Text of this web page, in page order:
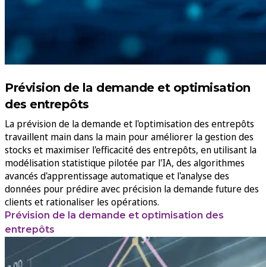
Prévision de la demande et optimisation
des entrepôts
La prévision de la demande et l'optimisation des entrepôts
travaillent main dans la main pour améliorer la gestion des
stocks et maximiser l'efficacité des entrepôts, en utilisant la
modélisation statistique pilotée par l'IA, des algorithmes
avancés d'apprentissage automatique et l'analyse des
données pour prédire avec précision la demande future des
clients et rationaliser les opérations.
Prévision de la demande et optimisation des
entrepôts